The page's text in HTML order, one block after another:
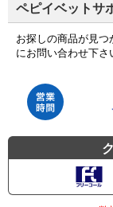
ペピイベットサ
お探しの商品が見
にお問い合わせ下さ